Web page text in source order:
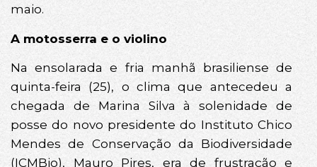
maio.
A motosserra e o violino
Na ensolarada e fria manhã brasiliense de
quinta-feira (25), o clima que antecedeu a
chegada de Marina Silva à solenidade de
posse do novo presidente do Instituto Chico
Mendes de Conservação da Biodiversidade
(ICMBio), Mauro Pires, era de frustração e